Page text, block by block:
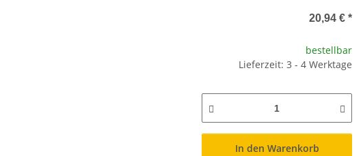
20,94 € *
bestellbar
Lieferzeit: 3 - 4 Werktage
In den Warenkorb